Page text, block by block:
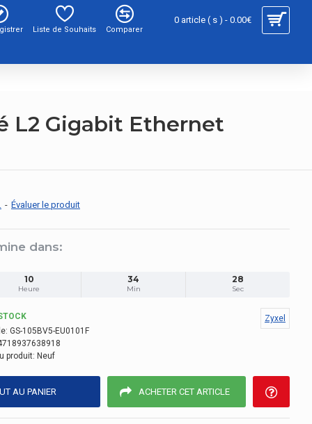
Liste de Souhaits Comparer
0 article ( s ) - 0.00€
L2 Gigabit Ethernet
- Évaluer le produit
dans:
10
Heure
34
Min
27
Sec
GS-105BV5-EU0101F
produit: Neuf
Zyxel
AU PANIER ACHETER CET ARTICLE